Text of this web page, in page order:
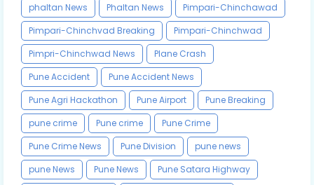
phaltan News
Phaltan News
Pimpari-Chinchawad
Pimpari-Chinchvad Breaking
Pimpari-Chinchwad
Pimpri-Chinchwad News
Plane Crash
Pune Accident
Pune Accident News
Pune Agri Hackathon
Pune Airport
Pune Breaking
pune crime
Pune crime
Pune Crime
Pune Crime News
Pune Division
pune news
pune News
Pune News
Pune Satara Highway